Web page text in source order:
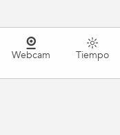
Webcam Tiempo